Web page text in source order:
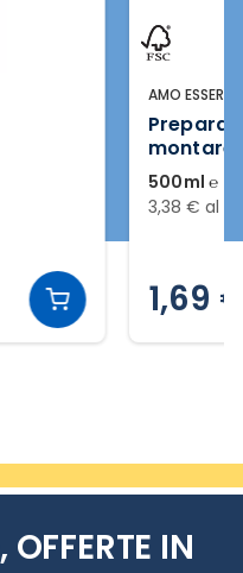
AMO ESSERE
montare
500ml ℮
3,38 € al
1,69
IN